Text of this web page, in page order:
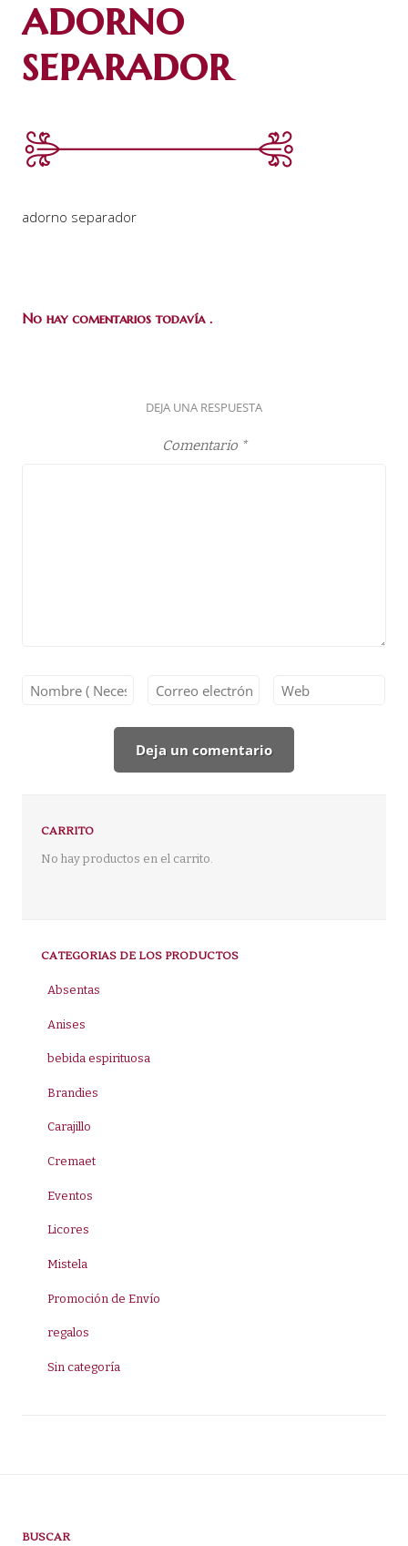
adorno
separador
adorno separador
No hay comentarios todavía .
DEJA UNA RESPUESTA
Comentario *
CARRITO
No hay productos en el carrito.
CATEGORIAS DE LOS PRODUCTOS
Absentas
Anises
bebida espirituosa
Brandies
Carajillo
Cremaet
Eventos
Licores
Mistela
Promoción de Envío
regalos
Sin categoría
BUSCAR